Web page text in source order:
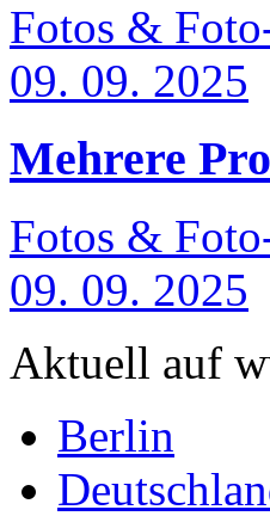
Fotos &
09. 09. 2025
Mehrere
Fotos &
09. 09. 2025
Aktuell auf
Berlin